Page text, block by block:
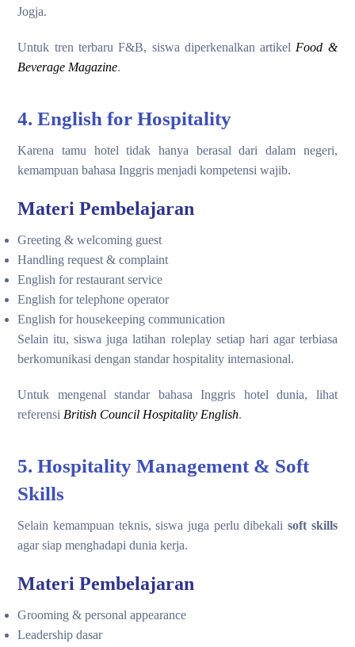
Jogja.
Untuk tren terbaru F&B, siswa diperkenalkan artikel Food &
Beverage Magazine.
4. English for Hospitality
Karena tamu hotel tidak hanya berasal dari dalam negeri,
kemampuan bahasa Inggris menjadi kompetensi wajib.
Materi Pembelajaran
Greeting & welcoming guest
Handling request & complaint
English for restaurant service
English for telephone operator
English for housekeeping communication
Selain itu, siswa juga latihan roleplay setiap hari agar terbiasa
berkomunikasi dengan standar hospitality internasional.
Untuk mengenal standar bahasa Inggris hotel dunia, lihat
referensi British Council Hospitality English.
5. Hospitality Management & Soft
Skills
Selain kemampuan teknis, siswa juga perlu dibekali soft skills
agar siap menghadapi dunia kerja.
Materi Pembelajaran
Grooming & personal appearance
Leadership dasar